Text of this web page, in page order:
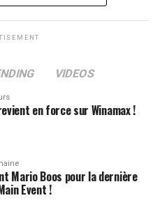
VIDEOS
en force sur Winamax !
Mario Boos pour la dernière
Event !